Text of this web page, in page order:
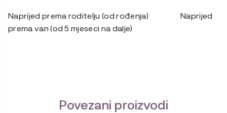
Naprijed prema roditelju (od rođenja) Naprijed
prema van (od 5 mjeseci na dalje)
Povezani proizvodi